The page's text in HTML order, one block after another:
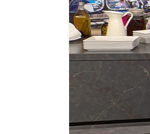
Cristina García
Publicado: 10 de
La